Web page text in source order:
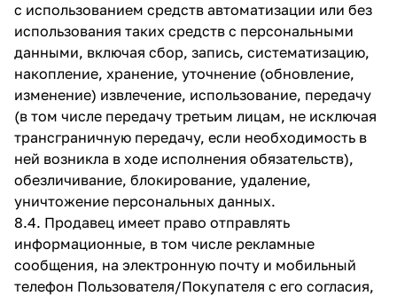
с использованием средств автоматизации или без
использования таких средств с персональными
данными, включая сбор, запись, систематизацию,
накопление, хранение, уточнение (обновление,
изменение) извлечение, использование, передачу
(в том числе передачу третьим лицам, не исключая
трансграничную передачу, если необходимость в
ней возникла в ходе исполнения обязательств),
обезличивание, блокирование, удаление,
уничтожение персональных данных.
8.4. Продавец имеет право отправлять
информационные, в том числе рекламные
сообщения, на электронную почту и мобильный
телефон Пользователя/Покупателя с его согласия,